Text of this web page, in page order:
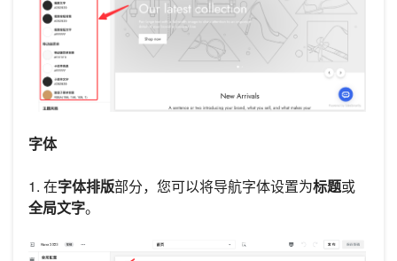
字体
1. 在字体排版部分，您可以将导航字体设置为标题或
全局文字。